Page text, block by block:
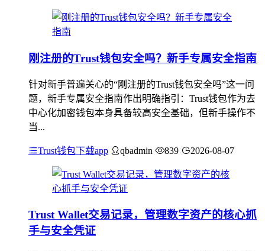
刚注册的Trust钱包安全吗？新手专属安全指南
针对新手普遍关心的“刚注册的Trust钱包安全吗”这一问
题，新手专属安全指南作出明确指引：Trust钱包作为去
中心化加密钱包本身具备较高安全基础，但新手操作不
当...
Trust钱包下载app qbadmin 839 2026-08-07
Trust Wallet交易记录，管理数字资产的核心抓
手与安全凭证